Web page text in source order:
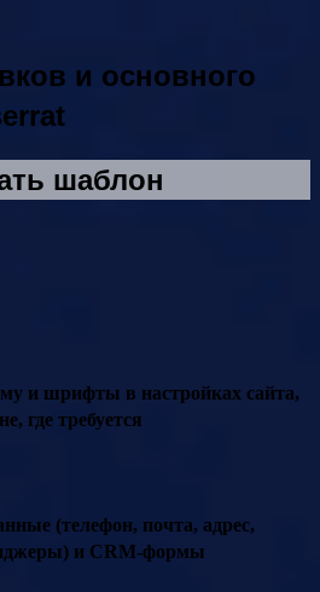
и основного
шаблон
и шрифты в настройках сайта,
где требуется
(телефон, почта, адрес,
и CRM-формы